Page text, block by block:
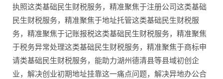
执照这类基础民生财税服务，精准聚焦于注册公司这类基础
民生财税服务，精准聚焦于地址托管这类基础民生财税服
务，精准聚焦于记账报税这类基础民生财税服务，精准聚焦
于税务异常处理这类基础民生财税服务，精准聚焦于商标申
请类基础民生财税服务，能助力湖州德清县等县域初创企
业，解决创业初期地址挂靠这一痛点问题，解决异地办公合